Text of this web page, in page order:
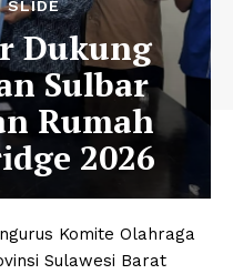
SLIDE
Dukung
Sulbar
Rumah
2026
Komite Olahraga
Sulawesi Barat